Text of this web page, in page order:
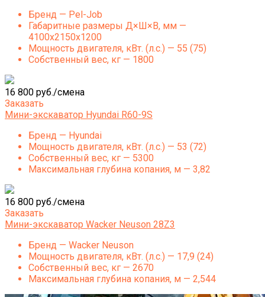
Бренд — Pel-Job
Габаритные размеры Д×Ш×В, мм —
4100x2150x1200
Мощность двигателя, кВт. (л.с.) — 55 (75)
Собственный вес, кг — 1800
16 800 руб./смена
Заказать
Мини-экскаватор Hyundai R60-9S
Бренд — Hyundai
Мощность двигателя, кВт. (л.с.) — 53 (72)
Собственный вес, кг — 5300
Максимальная глубина копания, м — 3,82
16 800 руб./смена
Заказать
Мини-экскаватор Wacker Neuson 28Z3
Бренд — Wacker Neuson
Мощность двигателя, кВт. (л.с.) — 17,9 (24)
Собственный вес, кг — 2670
Максимальная глубина копания, м — 2,544